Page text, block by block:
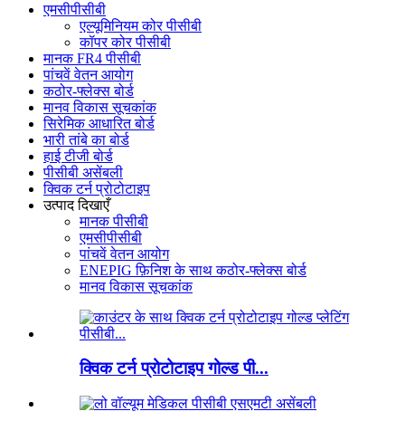
एमसीपीसीबी
एल्यूमिनियम कोर पीसीबी
कॉपर कोर पीसीबी
मानक FR4 पीसीबी
पांचवें वेतन आयोग
कठोर-फ्लेक्स बोर्ड
मानव विकास सूचकांक
सिरेमिक आधारित बोर्ड
भारी तांबे का बोर्ड
हाई टीजी बोर्ड
पीसीबी असेंबली
क्विक टर्न प्रोटोटाइप
उत्पाद दिखाएँ
मानक पीसीबी
एमसीपीसीबी
पांचवें वेतन आयोग
ENEPIG फ़िनिश के साथ कठोर-फ्लेक्स बोर्ड
मानव विकास सूचकांक
क्विक टर्न प्रोटोटाइप गोल्ड पी...